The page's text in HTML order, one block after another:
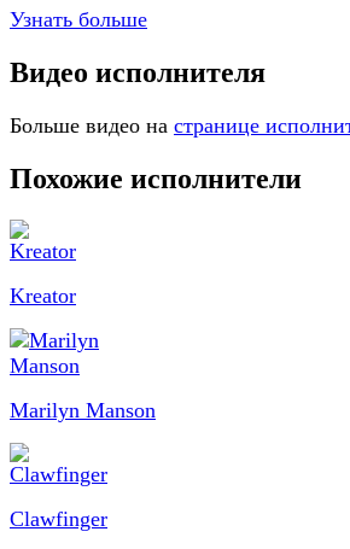
Узнать больше
Видео исполнителя
Больше видео на странице
Похожие исполнители
Kreator
Marilyn Manson
Clawfinger